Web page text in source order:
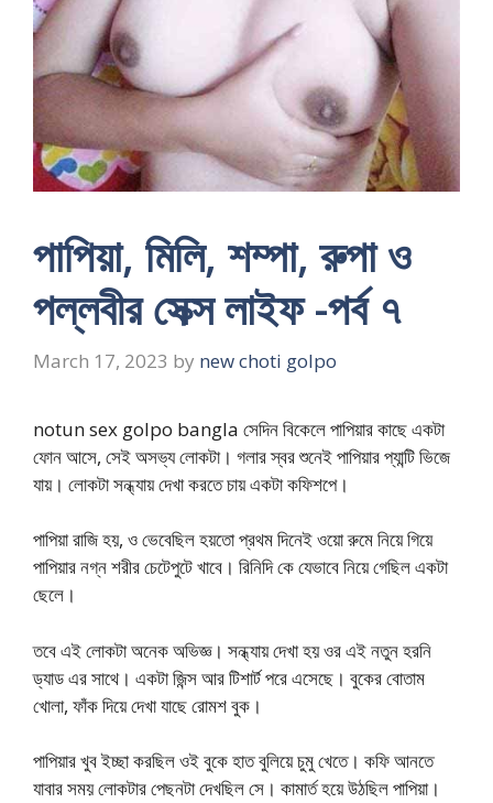
পাপিয়া, মিলি, শম্পা, রুপা ও
পল্লবীর সেক্স লাইফ -পর্ব ৭
March 17, 2023 by new choti golpo
notun sex golpo bangla সেদিন বিকেলে পাপিয়ার কাছে একটা
ফোন আসে, সেই অসভ্য লোকটা। গলার স্বর শুনেই পাপিয়ার প্যান্টি ভিজে
যায়। লোকটা সন্ধ্যায় দেখা করতে চায় একটা কফিশপে।
পাপিয়া রাজি হয়, ও ভেবেছিল হয়তো প্রথম দিনেই ওয়ো রুমে নিয়ে গিয়ে
পাপিয়ার নগ্ন শরীর চেটেপুটে খাবে। রিনিদি কে যেভাবে নিয়ে গেছিল একটা
ছেলে।
তবে এই লোকটা অনেক অভিজ্ঞ। সন্ধ্যায় দেখা হয় ওর এই নতুন হরনি
ড্যাড এর সাথে। একটা জিন্স আর টিশার্ট পরে এসেছে। বুকের বোতাম
খোলা, ফাঁক দিয়ে দেখা যাছে রোমশ বুক।
পাপিয়ার খুব ইচ্ছা করছিল ওই বুকে হাত বুলিয়ে চুমু খেতে। কফি আনতে
যাবার সময় লোকটার পেছনটা দেখছিল সে। কামার্ত হয়ে উঠছিল পাপিয়া।